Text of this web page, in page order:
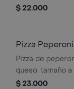
$ 22.000
Pizza Peperoni
Pizza de
queso, tamaño a
$ 23.000